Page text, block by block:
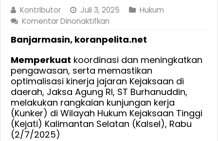
Kontributor Juli 3, 2025
Hukum
Komentar Dinonaktifkan
Koordinasi
Agung
Kunjungi
Kejati
dan
Kejari-
Kejari
Banjarmasin, koranpelita.net
Memperkuat koordinasi dan meningkatkan
pengawasan, serta memastikan
optimalisasi kinerja jajaran Kejaksaan di
daerah, Jaksa Agung RI, ST Burhanuddin,
melakukan rangkaian kunjungan kerja
(Kunker) di Wilayah Hukum Kejaksaan Tinggi
(Kejati) Kalimantan Selatan (Kalsel), Rabu
(2/7/2025)